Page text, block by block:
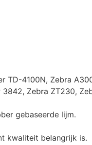
TD-4100N, Zebra
Zebra ZT230,
gebaseerde lijm.
kwaliteit belangrijk is.